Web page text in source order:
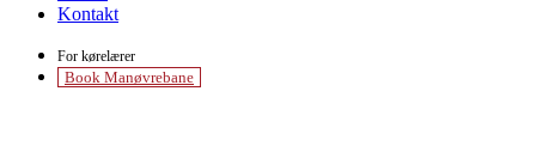
Kontakt
For kørelærer
Book Manøvrebane